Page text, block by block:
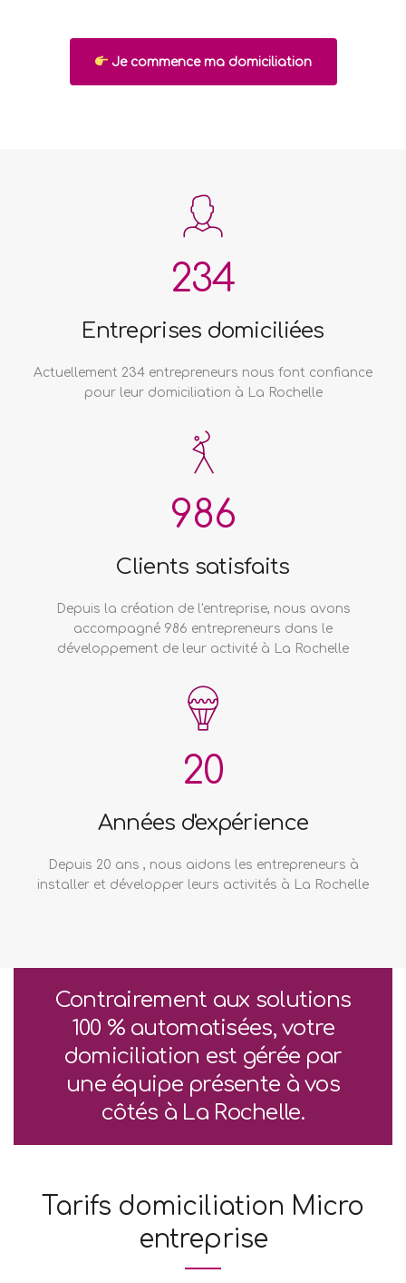
Je commence ma domiciliation
234
Entreprises domiciliées
Actuellement 234 entrepreneurs nous font confiance
pour leur domiciliation à La Rochelle
986
Clients satisfaits
Depuis la création de l'entreprise, nous avons
accompagné 986 entrepreneurs dans le
développement de leur activité à La Rochelle
20
Années d'expérience
Depuis 20 ans , nous aidons les entrepreneurs à
installer et développer leurs activités à La Rochelle
Contrairement aux solutions
100 % automatisées, votre
domiciliation est gérée par
une équipe présente à vos
côtés à La Rochelle.
Tarifs domiciliation Micro
entreprise